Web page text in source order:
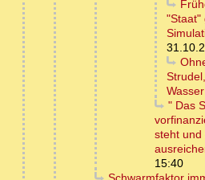
"Staat"
Wasser
" Das
steht und
15:40